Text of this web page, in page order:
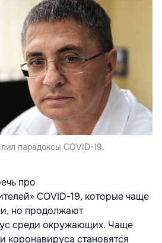
парадоксы COVID-19.
про
COVID-19, которые чаще
но продолжают
среди окружающих. Чаще
коронавируса становятся